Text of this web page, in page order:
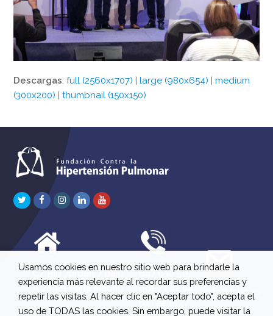
Descargas:full (2560x1707) |large (980x654) |medium
(300x200) |thumbnail (150x150)
TwitterFacebook
Instagram
LinkedInYoutube
C/ Río Jordán 7 bajo
A 28981 Parla Madrid
647 630 515
661 73 42 04
613 22 15 27
info@fchp.es
Usamos cookies en nuestro sitio web para brindarle la
experiencia más relevante al recordar sus preferencias y
repetir las visitas. Al hacer clic en "Aceptar todo", acepta el
uso de TODAS las cookies. Sin embargo, puede visitar la